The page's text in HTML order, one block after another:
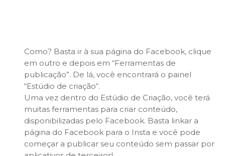
Como? Basta ir à sua página do Facebook, clique
em outro e depois em “Ferramentas de
publicação”. De lá, você encontrará o painel
“Estúdio de criação“.
Uma vez dentro do Estúdio de Criação, você terá
muitas ferramentas para criar conteúdo,
disponibilizadas pelo Facebook. Basta linkar a
página do Facebook para o Insta e você pode
começar a publicar seu conteúdo sem passar por